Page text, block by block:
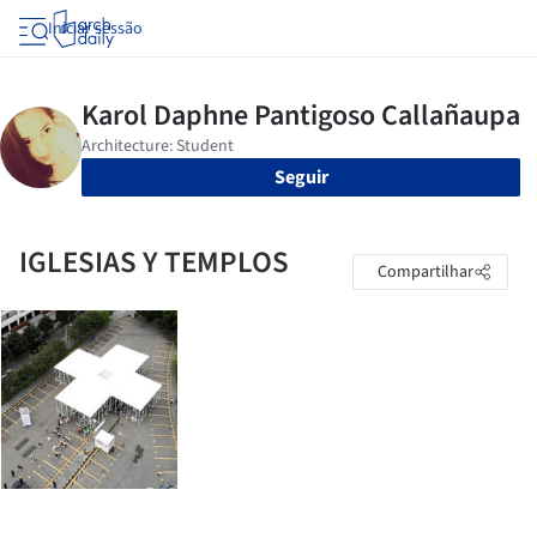
Iniciar sessão
Seguir
IGLESIAS Y TEMPLOS Compartilhar